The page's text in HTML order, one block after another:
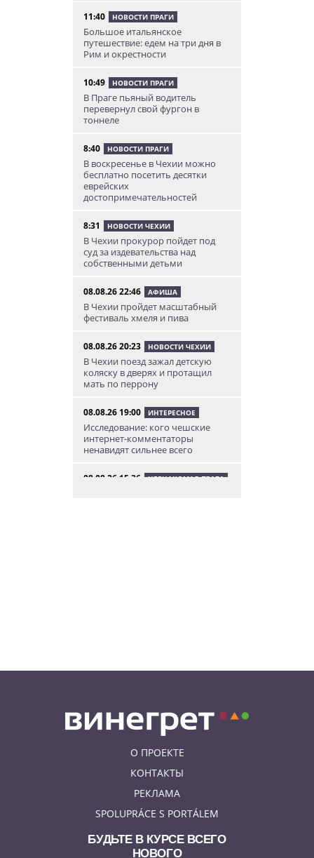
11:40 НОВОСТИ ПРАГИ
Большое итальянское
путешествие: едем на три дня в
Рим и окрестности
10:49 НОВОСТИ ПРАГИ
В Праге пьяный водитель
перевернул свой фургон в
тоннеле
8:40 НОВОСТИ ПРАГИ
В воскресенье в Чехии можно
бесплатно посетить десятки
еврейских
достопримечательностей
8:31 НОВОСТИ ЧЕХИИ
В Чехии прокурор пойдет под
суд за издевательства над
собственными детьми
08.08.26 22:46 АФИША
В Чехии пройдет масштабный
фестиваль хмеля и пива
08.08.26 20:23 НОВОСТИ ЧЕХИИ
В Чехии поезд зажал детскую
коляску в дверях и протащил
мать по перрону
08.08.26 19:00 ИНТЕРЕСНОЕ
Исследование: кого чешские
интернет-комментаторы
ненавидят сильнее всего
08.08.26 15:36 НЕЗНАКОМАЯ ПРАГА
О ПРОЕКТЕ
КОНТАКТЫ
РЕКЛАМА
SPOLUPRÁCE S PORTÁLEM
БУДЬТЕ В КУРСЕ ВСЕГО
НОВОГО